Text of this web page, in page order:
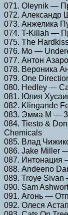
071. Oleynik —
072. Александр
073. Анжелика
074. T-Killah —
075. The
076. Mo —
077. Антон
078. Вероника
079. One
080. Hedley —
081. Юлия
082. Klingande
083. Эмма М —
084. Tiesto &
Chemicals
085. Влад
086. Jake Miller
087. Интонация
088. Andeeno
089. Troye
090. Sam
091. Агонь —
092. Олеся